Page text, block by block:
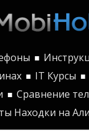
■
■ IT Курсы ■
■ Сравнение
Находки на